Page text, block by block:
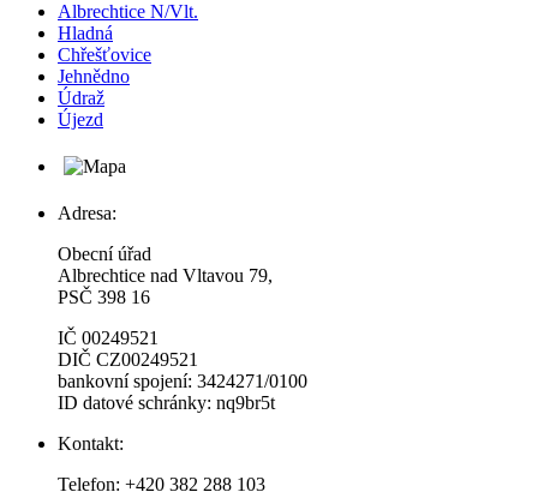
Albrechtice N/Vlt.
Hladná
Chřešťovice
Jehnědno
Údraž
Újezd
Adresa:
Obecní úřad
Albrechtice nad Vltavou 79,
PSČ 398 16
IČ 00249521
DIČ CZ00249521
bankovní spojení: 3424271/0100
ID datové schránky: nq9br5t
Kontakt:
Telefon: +420 382 288 103